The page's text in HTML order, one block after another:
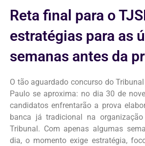
Reta final para o
estratégias para as
semanas antes da
O tão aguardado concurso do
Paulo se aproxima: no dia 30 de
candidatos enfrentarão a prova
banca já tradicional na
Tribunal. Com apenas algumas
dia, o momento exige estratégia,